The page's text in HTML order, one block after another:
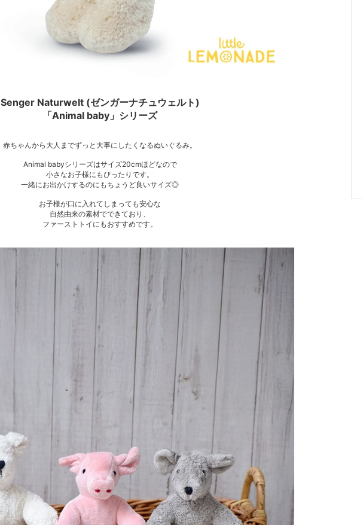
Senger Naturwelt (ゼンガーナチュウェルト)
「Animal baby」シリーズ
赤ちゃんから大人までずっと大事にしたくなるぬいぐるみ。
Animal babyシリーズはサイズ20cmほどなので
小さなお子様にもぴったりです。
一緒にお出かけするのにもちょうど良いサイズ◎
お子様が口に入れてしまっても安心な
自然由来の素材でできており、
ファーストトイにもおすすめです。